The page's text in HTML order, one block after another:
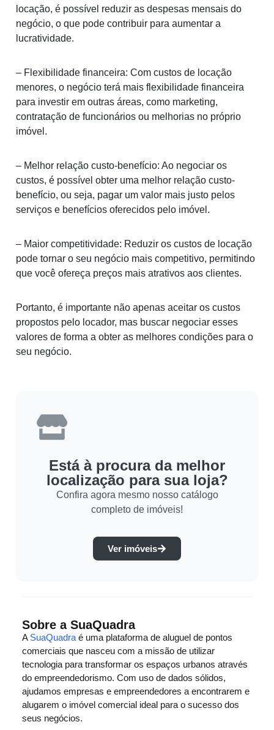
locação, é possível reduzir as despesas mensais do
negócio, o que pode contribuir para aumentar a
lucratividade.
– Flexibilidade financeira: Com custos de locação
menores, o negócio terá mais flexibilidade financeira
para investir em outras áreas, como marketing,
contratação de funcionários ou melhorias no próprio
imóvel.
– Melhor relação custo-benefício: Ao negociar os
custos, é possível obter uma melhor relação custo-
benefício, ou seja, pagar um valor mais justo pelos
serviços e benefícios oferecidos pelo imóvel.
– Maior competitividade: Reduzir os custos de locação
pode tornar o seu negócio mais competitivo, permitindo
que você ofereça preços mais atrativos aos clientes.
Portanto, é importante não apenas aceitar os custos
propostos pelo locador, mas buscar negociar esses
valores de forma a obter as melhores condições para o
seu negócio.
Está à procura da melhor
localização para sua loja?
Confira agora mesmo nosso catálogo
completo de imóveis!
Ver imóveis
Sobre a SuaQuadra
A SuaQuadra é uma plataforma de aluguel de pontos
comerciais que nasceu com a missão de utilizar
tecnologia para transformar os espaços urbanos através
do empreendedorismo. Com uso de dados sólidos,
ajudamos empresas e empreendedores a encontrarem e
alugarem o imóvel comercial ideal para o sucesso dos
seus negócios.